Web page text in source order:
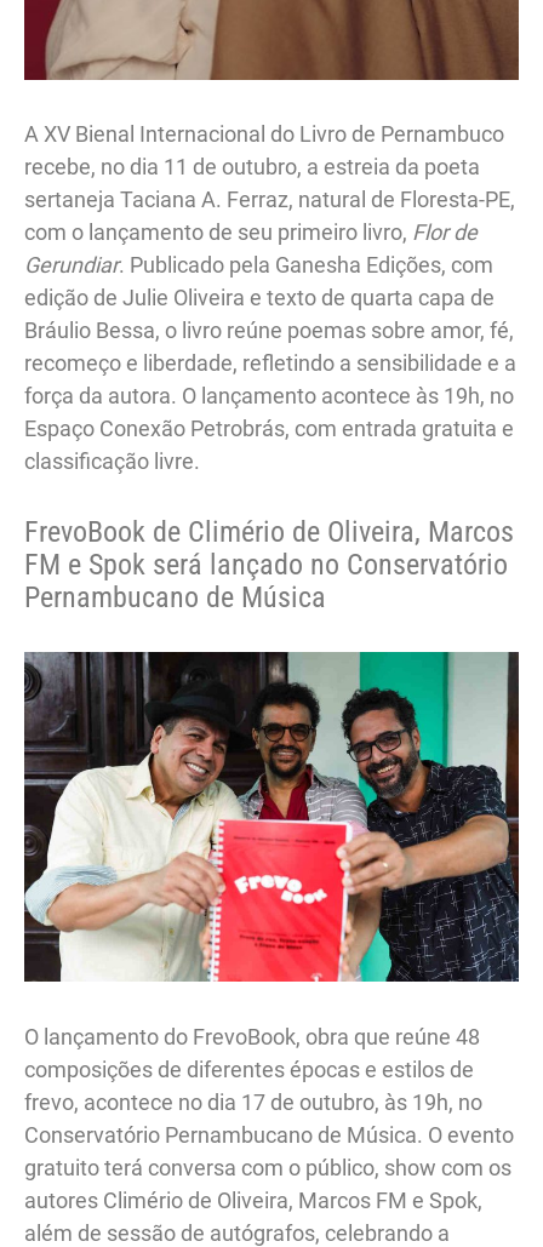
A XV Bienal Internacional do Livro de Pernambuco
recebe, no dia 11 de outubro, a estreia da poeta
sertaneja Taciana A. Ferraz, natural de Floresta-PE,
com o lançamento de seu primeiro livro, Flor de
Gerundiar. Publicado pela Ganesha Edições, com
edição de Julie Oliveira e texto de quarta capa de
Bráulio Bessa, o livro reúne poemas sobre amor, fé,
recomeço e liberdade, refletindo a sensibilidade e a
força da autora. O lançamento acontece às 19h, no
Espaço Conexão Petrobrás, com entrada gratuita e
classificação livre.
FrevoBook de Climério de Oliveira, Marcos
FM e Spok será lançado no Conservatório
Pernambucano de Música
O lançamento do FrevoBook, obra que reúne 48
composições de diferentes épocas e estilos de
frevo, acontece no dia 17 de outubro, às 19h, no
Conservatório Pernambucano de Música. O evento
gratuito terá conversa com o público, show com os
autores Climério de Oliveira, Marcos FM e Spok,
além de sessão de autógrafos, celebrando a